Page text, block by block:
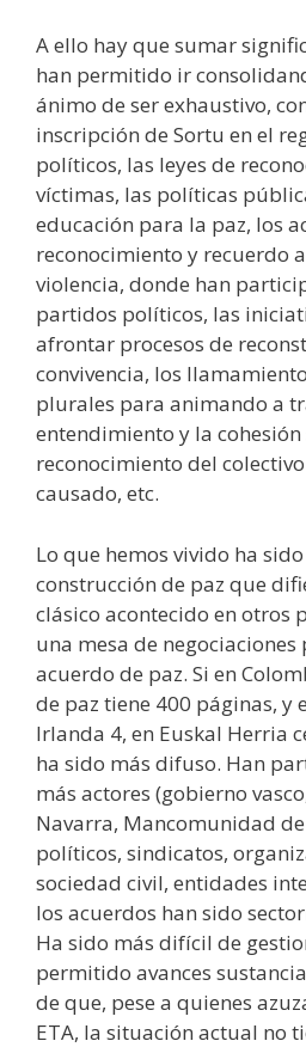
A ello hay que sumar
han permitido ir
ánimo de ser exhaustivo,
inscripción de Sortu en el
políticos, las leyes de
víctimas, las políticas
educación para la paz, los
reconocimiento y recuerdo
violencia, donde han
partidos políticos, las
afrontar procesos de
convivencia, los
plurales para animando a
entendimiento y la cohesión
reconocimiento del
causado, etc.
Lo que hemos vivido ha
construcción de paz que
clásico acontecido en otros
una mesa de
acuerdo de paz. Si en
de paz tiene 400 páginas, y
Irlanda 4, en Euskal Herria
ha sido más difuso. Han
más actores (gobierno
Navarra, Mancomunidad
políticos, sindicatos,
sociedad civil, entidades
los acuerdos han sido
Ha sido más difícil de
permitido avances
de que, pese a quienes
ETA, la situación actual no